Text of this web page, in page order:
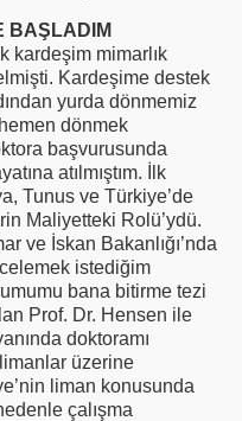
BAŞLADIM
kardeşim mimarlık
Kardeşime destek
yurda dönmemiz
dönmek
başvurusunda
atılmıştım. İlk
Tunus ve Türkiye’de
Maliyetteki Rolü’ydü.
ve İskan Bakanlığı’nda
istediğim
bana bitirme tezi
Prof. Dr. Hensen ile
doktoramı
üzerine
liman konusunda
çalışma